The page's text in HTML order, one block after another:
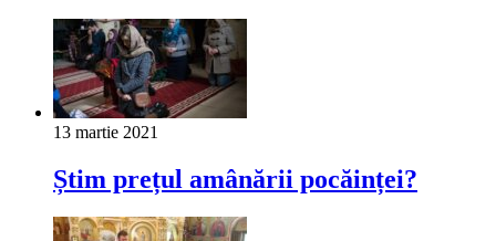
13 martie 2021
Știm prețul amânării pocăinței?